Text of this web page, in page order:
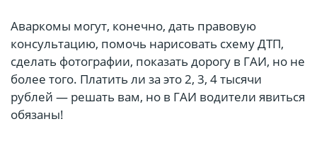
Аваркомы могут, конечно, дать правовую
консультацию, помочь нарисовать схему ДТП,
сделать фотографии, показать дорогу в ГАИ, но не
более того. Платить ли за это 2, 3, 4 тысячи
рублей — решать вам, но в ГАИ водители явиться
обязаны!